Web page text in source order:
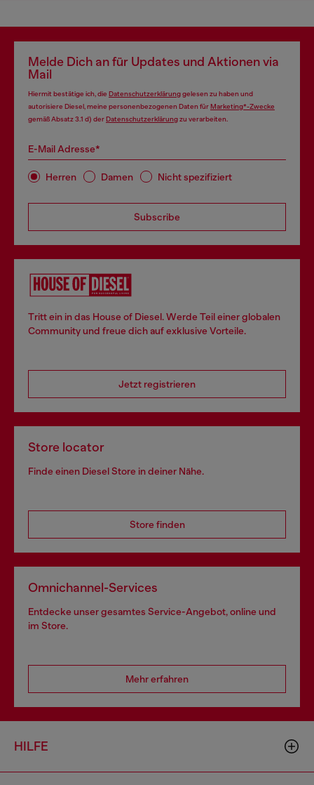
Melde Dich an für Updates und Aktionen via
Mail
Hiermit bestätige ich, die Datenschutzerklärunggelesen zu haben und
autorisiere Diesel, meine personenbezogenen Daten fürMarketing*-Zwecke
gemäß Absatz 3.1 d) derDatenschutzerklärungzu verarbeiten.
E-Mail Adresse*
Herren Damen Nicht spezifiziert
Subscribe
Tritt ein in das House of Diesel. Werde Teil einer globalen
Community und freue dich auf exklusive Vorteile.
Jetzt registrieren
Store locator
Finde einen Diesel Store in deiner Nähe.
Store finden
Omnichannel-Services
Entdecke unser gesamtes Service-Angebot, online und
im Store.
Mehr erfahren
HILFE